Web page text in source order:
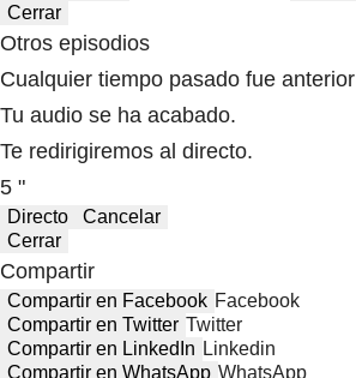
Cerrar
Otros episodios
Cualquier tiempo pasado fue anterior
Tu audio se ha acabado.
Te redirigiremos al directo.
5 "
Directo
Cancelar
Cerrar
Compartir
Compartir en Facebook Facebook
Compartir en Twitter Twitter
Compartir en LinkedIn Linkedin
Compartir en WhatsApp WhatsApp